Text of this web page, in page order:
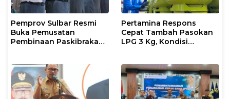
Pemprov Sulbar Resmi
Buka Pemusatan
Pembinaan Paskibraka
Pertamina Respons
Cepat Tambah Pasokan
LPG 3 Kg, Kondisi